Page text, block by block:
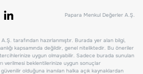
Papara Menkul Değerler A.Ş.
tarafından hazırlanmıştır. Burada yer alan bilgi,
kapsamında değildir, genel niteliktedir. Bu öneriler
uygun olmayabilir. Sadece burada sunulan
verilmesi beklentilerinize uygun sonuçlar
olduğuna inanılan halka açık kaynaklardan